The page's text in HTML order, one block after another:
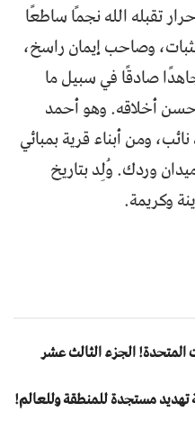
تقبله الله نجمًا ساطعًا
وصاحب إيمان راسخ،
صادقًا في سبيل ما
أخلاقه. وهو أحمد
ومن أبناء قرية بمبائي
وردك. وُلِد بتاريخ
المتحدة! الجزء الثالث عشر
تهديد مستجدة للمنطقة وللعالم!